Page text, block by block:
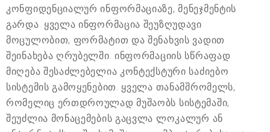
კონფიდენციალურ ინფორმაციაზე, მენეჯმენტის
გარდა. ყველა ინფორმაცია შეუზღუდავი
მოცულობით, ფორმატით და შენახვის ვადით
შეინახება ღრუბელში. ინფორმაციის სწრაფად
მიღება შესაძლებელია კონტექსტური საძიებო
სისტემის გამოყენებით. ყველა თანამშრომელს,
რომელიც ერთდროულად მუშაობს სისტემაში,
შეუძლია მონაცემების გაცვლა ლოკალურ ან